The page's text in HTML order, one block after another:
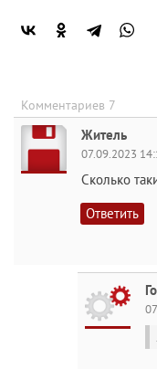
Комментариев 7
Житель
07.09.2023
Сколько
Ответить